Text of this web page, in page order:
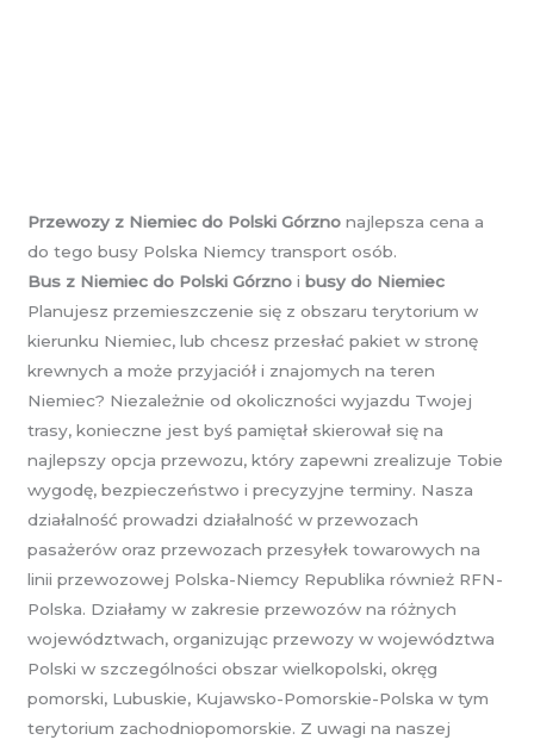
Przewozy z Niemiec do Polski Górzno najlepsza cena a
do tego busy Polska Niemcy transport osób.
Bus z Niemiec do Polski Górzno i busy do Niemiec
Planujesz przemieszczenie się z obszaru terytorium w
kierunku Niemiec, lub chcesz przesłać pakiet w stronę
krewnych a może przyjaciół i znajomych na teren
Niemiec? Niezależnie od okoliczności wyjazdu Twojej
trasy, konieczne jest byś pamiętał skierował się na
najlepszy opcja przewozu, który zapewni zrealizuje Tobie
wygodę, bezpieczeństwo i precyzyjne terminy. Nasza
działalność prowadzi działalność w przewozach
pasażerów oraz przewozach przesyłek towarowych na
linii przewozowej Polska-Niemcy Republika również RFN-
Polska. Działamy w zakresie przewozów na różnych
województwach, organizując przewozy w województwa
Polski w szczególności obszar wielkopolski, okręg
pomorski, Lubuskie, Kujawsko-Pomorskie-Polska w tym
terytorium zachodniopomorskie. Z uwagi na naszej